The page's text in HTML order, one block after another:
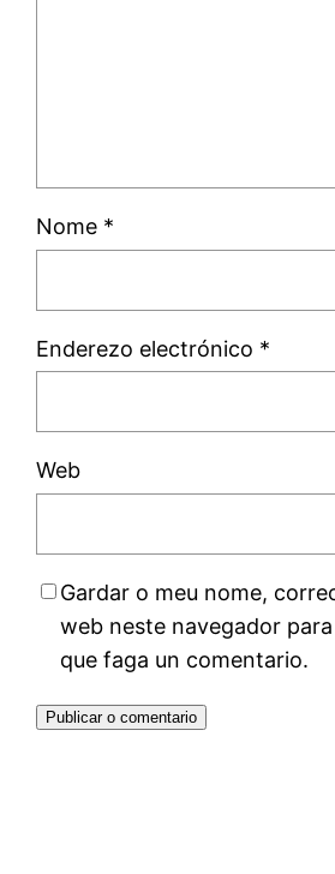
Nome *
Enderezo electrónico *
Web
Gardar o meu nome,
web neste navegador
que faga un comentario.